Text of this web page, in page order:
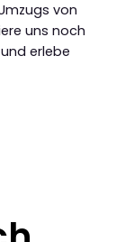
von
uns noch
erlebe